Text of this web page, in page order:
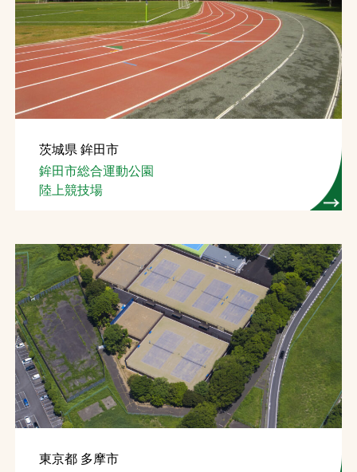
茨城県 鉾田市
鉾田市総合運動公園
陸上競技場
東京都 多摩市